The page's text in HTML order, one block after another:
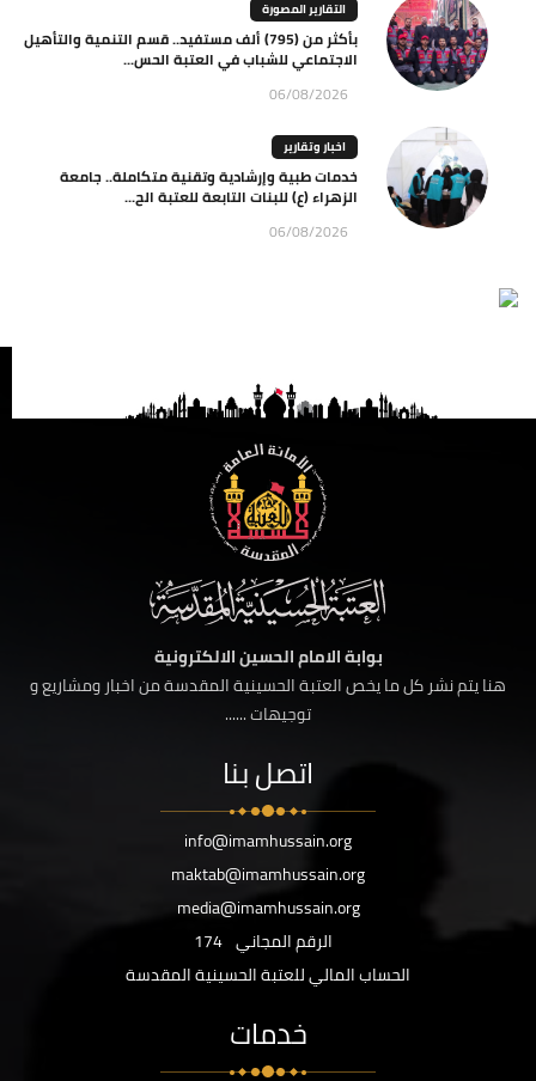
التقارير المصورة
بأكثر من (795) ألف مستفيد.. قسم التنمية والتأهيل
الاجتماعي للشباب في العتبة الحس...
06/08/2026
اخبار وتقارير
خدمات طبية وإرشادية وتقنية متكاملة.. جامعة
الزهراء (ع) للبنات التابعة للعتبة الح...
06/08/2026
بوابة الامام الحسين الالكترونية
هنا يتم نشر كل ما يخص العتبة الحسينية المقدسة من اخبار ومشاريع و
توجيهات ......
اتصل بنا
info@imamhussain.org
maktab@imamhussain.org
media@imamhussain.org
الرقم المجاني 174
الحساب المالي للعتبة الحسينية المقدسة
خدمات